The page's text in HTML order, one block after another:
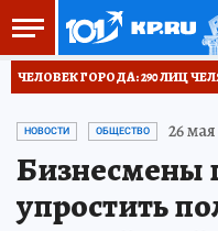
ЧЕЛОВЕК ГОРОДА: 290 ЛИЦ
НОВОСТИ ОБЩЕСТВО 26 мая
Бизнесмены
упростить